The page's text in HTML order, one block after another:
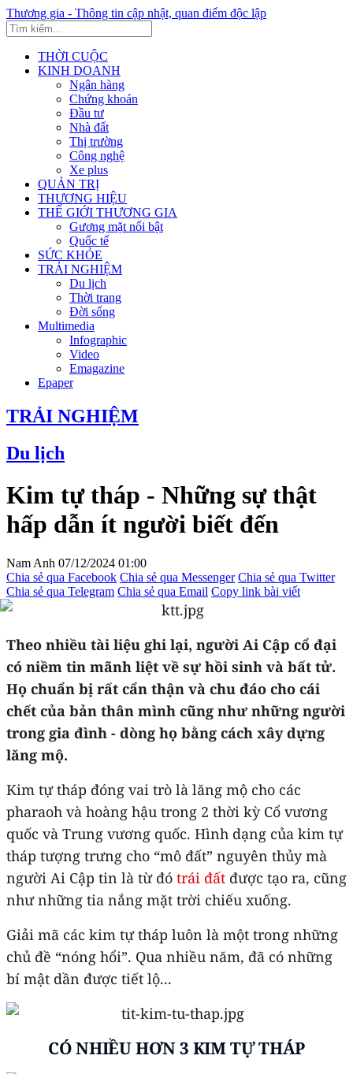
Thương gia - Thông tin cập nhật, quan điểm độc lập
THỜI CUỘC
KINH DOANH
Ngân hàng
Chứng khoán
Đầu tư
Nhà đất
Thị trường
Công nghệ
Xe plus
QUẢN TRỊ
THƯƠNG HIỆU
THẾ GIỚI THƯƠNG GIA
Gương mặt nổi bật
Quốc tế
SỨC KHỎE
TRẢI NGHIỆM
Du lịch
Thời trang
Đời sống
Multimedia
Infographic
Video
Emagazine
Epaper
TRẢI NGHIỆM
Du lịch
Kim tự tháp - Những sự thật
hấp dẫn ít người biết đến
Nam Anh 07/12/2024 01:00
Chia sẻ qua Facebook Chia sẻ qua Messenger Chia sẻ qua Twitter
Chia sẻ qua Telegram Chia sẻ qua Email Copy link bài viết
Theo nhiều tài liệu ghi lại, người Ai Cập cổ đại
có niềm tin mãnh liệt về sự hồi sinh và bất tử.
Họ chuẩn bị rất cẩn thận và chu đáo cho cái
chết của bản thân mình cũng như những người
trong gia đình - dòng họ bằng cách xây dựng
lăng mộ.
Kim tự tháp đóng vai trò là lăng mộ cho các
pharaoh và hoàng hậu trong 2 thời kỳ Cổ vương
quốc và Trung vương quốc. Hình dạng của kim tự
tháp tượng trưng cho “mô đất” nguyên thủy mà
người Ai Cập tin là từ đó trái đất được tạo ra, cũng
như những tia nắng mặt trời chiếu xuống.
Giải mã các kim tự tháp luôn là một trong những
chủ đề “nóng hổi”. Qua nhiều năm, đã có những
bí mật dần được tiết lộ...
CÓ NHIỀU HƠN 3 KIM TỰ THÁP